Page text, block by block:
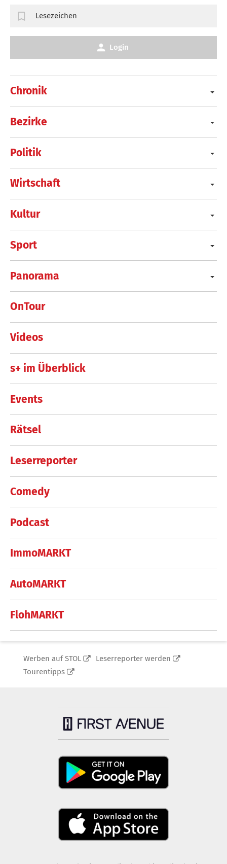
Chronik
Bezirke
Politik
Wirtschaft
Kultur
Sport
Panorama
OnTour
Videos
s+ im Überblick
Events
Rätsel
Leserreporter
Comedy
Podcast
ImmoMARKT
AutoMARKT
FlohMARKT
Lesezeichen
Login
Werben auf STOL
Leserreporter werden
Tourentipps